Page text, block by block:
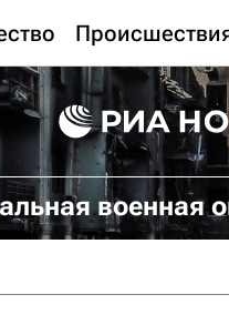
военная